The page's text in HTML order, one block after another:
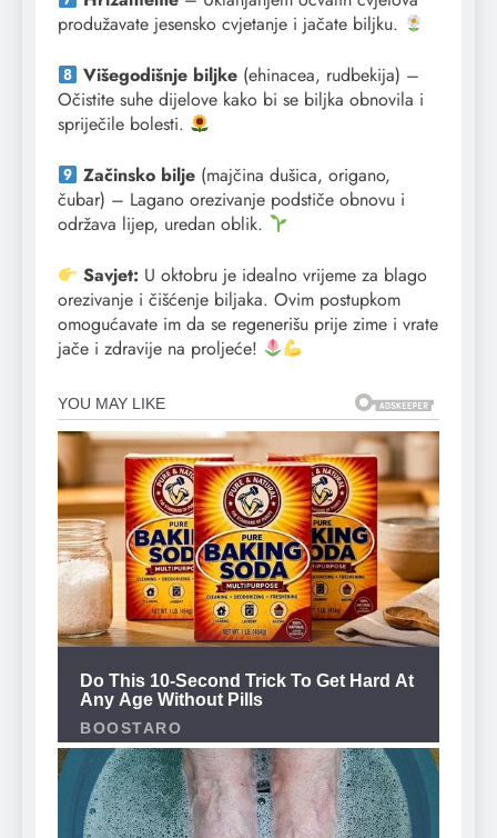
produžavate jesensko cvjetanje i jačate biljku.
Višegodišnje biljke (ehinacea, rudbekija) –
Očistite suhe dijelove kako bi se biljka obnovila i
spriječile bolesti.
Začinsko bilje (majčina dušica, origano,
čubar) – Lagano orezivanje podstiče obnovu i
održava lijep, uredan oblik.
Savjet: U oktobru je idealno vrijeme za blago
orezivanje i čišćenje biljaka. Ovim postupkom
omogućavate im da se regenerišu prije zime i vrate
jače i zdravije na proljeće!